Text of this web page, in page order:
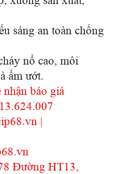
sáng an toàn chống
nổ cao, môi
ẩm ướt.
báo giá
|
Đường HT13,